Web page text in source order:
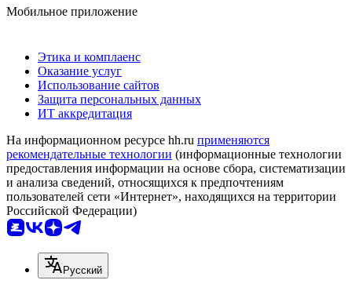
Мобильное приложение
Этика и комплаенс
Оказание услуг
Использование сайтов
Защита персональных данных
ИТ аккредитация
На информационном ресурсе hh.ru применяются
рекомендательные технологии (информационные технологии
предоставления информации на основе сбора, систематизации
и анализа сведений, относящихся к предпочтениям
пользователей сети «Интернет», находящихся на территории
Российской Федерации)
Русский